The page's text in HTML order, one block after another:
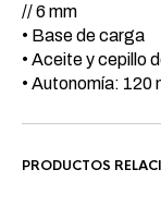
// 6 mm
• Base de carga
• Aceite y cepillo
• Autonomía: 120
PRODUCTOS